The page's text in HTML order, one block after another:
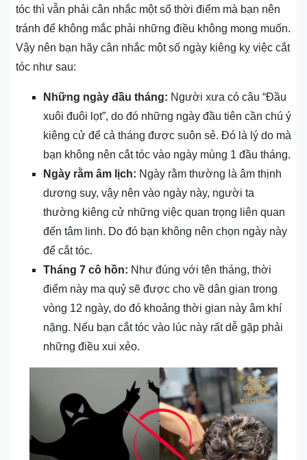
tóc thì vẫn phải cân nhắc một số thời điểm mà bạn nên
tránh để không mắc phải những điều không mong muốn.
Vậy nên bạn hãy cân nhắc một số ngày kiêng kỵ việc cắt
tóc như sau:
Những ngày đầu tháng: Người xưa có câu “Đầu
xuôi đuôi lọt”, do đó những ngày đầu tiên cần chú ý
kiêng cử để cả tháng được suôn sẻ. Đó là lý do mà
bạn không nên cắt tóc vào ngày mùng 1 đầu tháng.
Ngày rằm âm lịch: Ngày rằm thường là âm thịnh
dương suy, vậy nên vào ngày này, người ta
thường kiêng cử những việc quan trọng liên quan
đến tâm linh. Do đó bạn không nên chọn ngày này
để cắt tóc.
Tháng 7 cô hồn: Như đúng với tên tháng, thời
điểm này ma quỷ sẽ được cho về dân gian trong
vòng 12 ngày, do đó khoảng thời gian này âm khí
nặng. Nếu bạn cắt tóc vào lúc này rất dễ gặp phải
những điều xui xẻo.